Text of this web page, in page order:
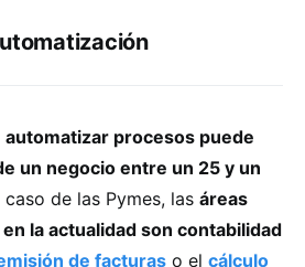
automatizar procesos puede
un negocio entre un 25 y un
caso de las Pymes, las áreas
la actualidad son contabilidad
de facturas o el cálculo